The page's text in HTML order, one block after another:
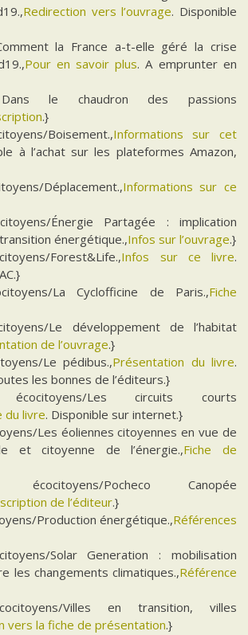
Redirection vers l’ouvrage. Disponible
la France a-t-elle géré la crise
Pour en savoir plus. A emprunter en
Dans le chaudron des passions
.}
Boisement.,Informations sur cet
à l’achat sur les plateformes Amazon,
Déplacement.,Informations sur ce
Énergie Partagée : implication
énergétique.,Infos sur l’ouvrage.}
Forest&Life.,Infos sur ce livre.
La Cyclofficine de Paris.,Fiche
Le développement de l’habitat
de l’ouvrage.}
Le pédibus.,Présentation du livre.
les bonnes de l’éditeurs.}
Les circuits courts
du livre. Disponible sur internet.}
Les éoliennes citoyennes en vue de
et citoyenne de l’énergie.,Fiche de
Pocheco Canopée
de l’éditeur.}
Production énergétique.,Références
Solar Generation : mobilisation
les changements climatiques.,Référence
Villes en transition, villes
vers la fiche de présentation.}